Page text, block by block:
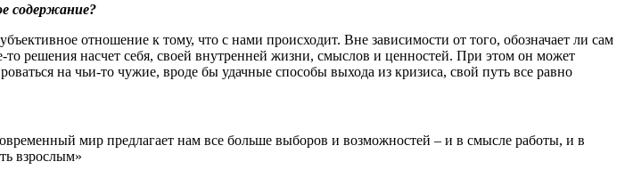
содержание?
отношение к тому, что с нами происходит. Вне зависимости от того, обозначает ли сам
решения насчет себя, своей внутренней жизни, смыслов и ценностей. При этом он может
на чьи-то чужие, вроде бы удачные способы выхода из кризиса, свой путь все равно
мир предлагает нам все больше выборов и возможностей – и в смысле работы, и в
взрослым»